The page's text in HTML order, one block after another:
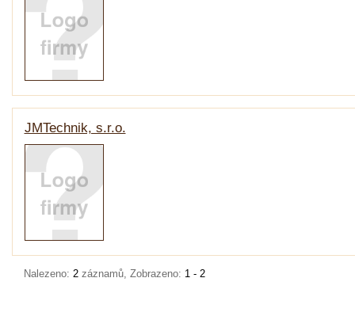
JMTechnik, s.r.o.
Nalezeno: 2 záznamů, Zobrazeno: 1 - 2